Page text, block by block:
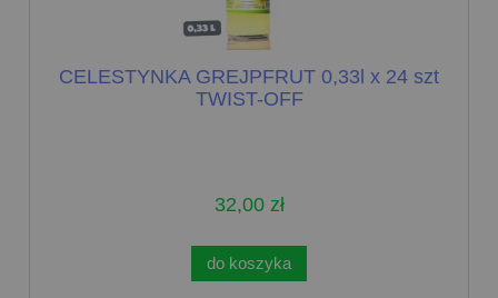
CELESTYNKA GREJPFRUT 0,33l x 24 szt
TWIST-OFF
32,00 zł
do koszyka